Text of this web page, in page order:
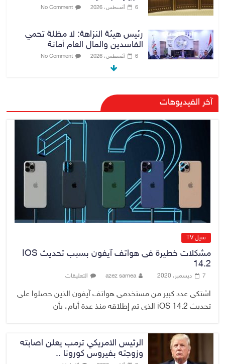
6 أغسطس، 2026 No Comment
رئيس هيئة النزاهة: لا مظلة تحمي
الفاسدين والمال العام أمانة
6 أغسطس، 2026 No Comment
الدخيل والشمري يبحثان الملفات
الأمنية في نينوى وجهود دعم
الاستقرار
6 أغسطس، 2026 No Comment
الراتب كل 40 يوماً.. مستشار الزيدي
المالي يتحدث عن فرضية “كسب
الزمن” لجمع الإيرادات
6 أغسطس، 2026 No Comment
آخر الفيديوهات
سيل TV
مشكلات خطيرة فى هواتف آيفون بسبب تحديث IOS
14.2
7 ديسمبر، 2020 azez samea التعليقات
اشتكى عدد كبير من مستخدمى هواتف آيفون الذين حصلوا على
تحديث iOS 14.2 الذى تم إطلاقه منذ عدة أيام، بأن
الرئيس الامريكي ترمب يعلن اصابته
وزوجته بفيروس كورونا ..